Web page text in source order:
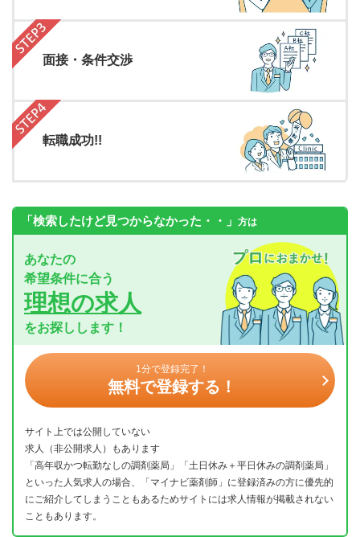
面接・条件交渉
転職成功!!
「検索したけど見つからなかった・・」 方は
あなたの
希望条件に合う
理想の求人
をお探しします！
1分で登録完了！
無料で登録する！
サイト上では公開していない
求人（非公開求人）もあります
「高年収かつ転勤なしの調剤薬局」「土日休み＋平日休みの調剤薬局」
といった人気求人の場合、「マイナビ薬剤師」に登録済みの方に優先的
にご紹介してしまうこともあるためサイトには求人情報が掲載されない
こともあります。